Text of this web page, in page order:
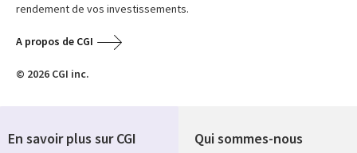
rendement de vos investissements.
A propos de CGI
© 2026 CGI inc.
Qui sommes-nous
En savoir plus sur CGI